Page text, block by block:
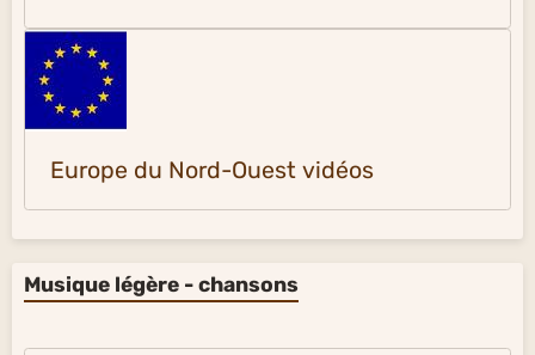
Europe du Nord-Ouest vidéos
Musique légère - chansons